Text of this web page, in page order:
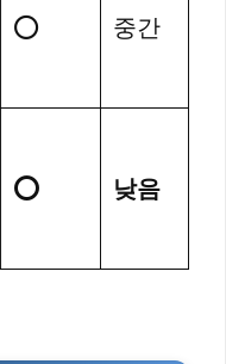
⭕ 중간
⭕ 낮음